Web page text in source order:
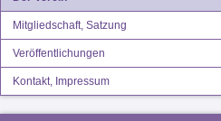
Mitgliedschaft, Satzung
Veröffentlichungen
Kontakt, Impressum